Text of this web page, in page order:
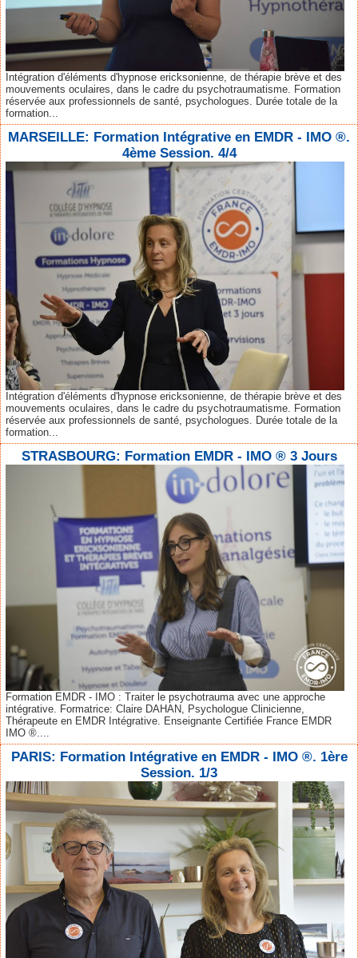
Intégration d'éléments d'hypnose ericksonienne, de thérapie brève et des
mouvements oculaires, dans le cadre du psychotraumatisme. Formation
réservée aux professionnels de santé, psychologues. Durée totale de la
formation...
MARSEILLE: Formation Intégrative en EMDR - IMO ®.
4ème Session. 4/4
Intégration d'éléments d'hypnose ericksonienne, de thérapie brève et des
mouvements oculaires, dans le cadre du psychotraumatisme. Formation
réservée aux professionnels de santé, psychologues. Durée totale de la
formation...
STRASBOURG: Formation EMDR - IMO ® 3 Jours
Formation EMDR - IMO : Traiter le psychotrauma avec une approche
intégrative. Formatrice: Claire DAHAN, Psychologue Clinicienne,
Thérapeute en EMDR Intégrative. Enseignante Certifiée France EMDR
IMO ®....
PARIS: Formation Intégrative en EMDR - IMO ®. 1ère
Session. 1/3